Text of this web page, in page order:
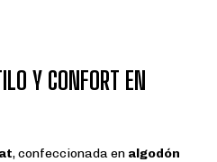
Y CONFORT EN
, confeccionada en algodón